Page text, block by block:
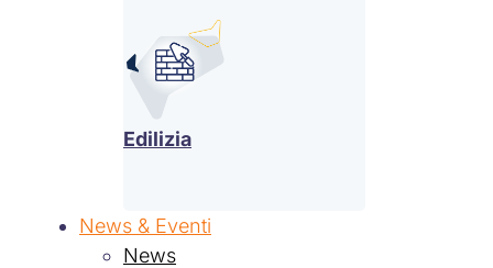
Edilizia
News & Eventi
News